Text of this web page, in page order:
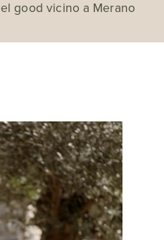
good vicino a Merano